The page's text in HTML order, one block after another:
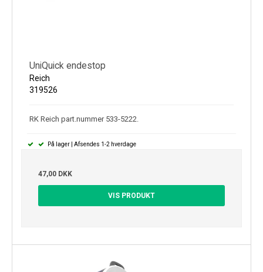
UniQuick endestop
Reich
319526
RK Reich part.nummer 533-5222.
På lager | Afsendes 1-2 hverdage
47,00 DKK
VIS PRODUKT